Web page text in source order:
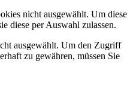
nicht ausgewählt. Um diese
diese per Auswahl zulassen.
ausgewählt. Um den Zugriff
zu gewähren, müssen Sie